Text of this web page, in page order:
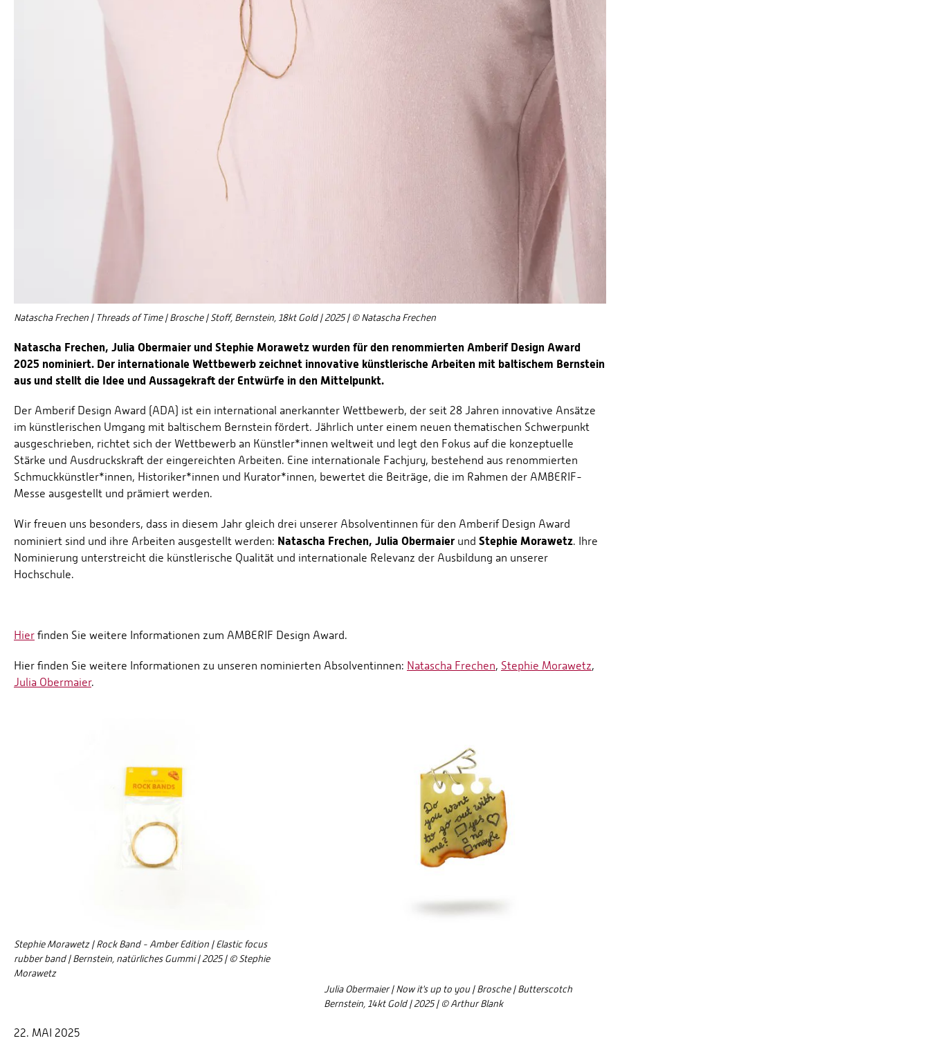
Natascha Frechen | Threads of Time | Brosche | Stoff, Bernstein, 18kt Gold | 2025 | © Natascha Frechen
Natascha Frechen, Julia Obermaier und Stephie Morawetz wurden für den renommierten Amberif Design Award
2025 nominiert. Der internationale Wettbewerb zeichnet innovative künstlerische Arbeiten mit baltischem Bernstein
aus und stellt die Idee und Aussagekraft der Entwürfe in den Mittelpunkt.
Der Amberif Design Award (ADA) ist ein international anerkannter Wettbewerb, der seit 28 Jahren innovative Ansätze
im künstlerischen Umgang mit baltischem Bernstein fördert. Jährlich unter einem neuen thematischen Schwerpunkt
ausgeschrieben, richtet sich der Wettbewerb an Künstler*innen weltweit und legt den Fokus auf die konzeptuelle
Stärke und Ausdruckskraft der eingereichten Arbeiten. Eine internationale Fachjury, bestehend aus renommierten
Schmuckkünstler*innen, Historiker*innen und Kurator*innen, bewertet die Beiträge, die im Rahmen der AMBERIF-
Messe ausgestellt und prämiert werden.
Wir freuen uns besonders, dass in diesem Jahr gleich drei unserer Absolventinnen für den Amberif Design Award
nominiert sind und ihre Arbeiten ausgestellt werden: Natascha Frechen, Julia Obermaier und Stephie Morawetz. Ihre
Nominierung unterstreicht die künstlerische Qualität und internationale Relevanz der Ausbildung an unserer
Hochschule.
Hier finden Sie weitere Informationen zum AMBERIF Design Award.
Hier finden Sie weitere Informationen zu unseren nominierten Absolventinnen: Natascha Frechen, Stephie Morawetz,
Julia Obermaier.
Stephie Morawetz | Rock Band - Amber Edition | Elastic focus
rubber band | Bernstein, natürliches Gummi | 2025 | © Stephie
Morawetz
Julia Obermaier | Now it's up to you | Brosche | Butterscotch
Bernstein, 14kt Gold | 2025 | © Arthur Blank
22. MAI 2025